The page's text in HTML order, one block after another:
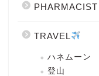
PHARMACIST
TRAVEL
ハネムーン
登山